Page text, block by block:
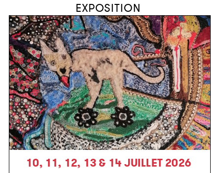
EXPOSITION
10, 11, 12, 13 & 14 JUILLET 2026